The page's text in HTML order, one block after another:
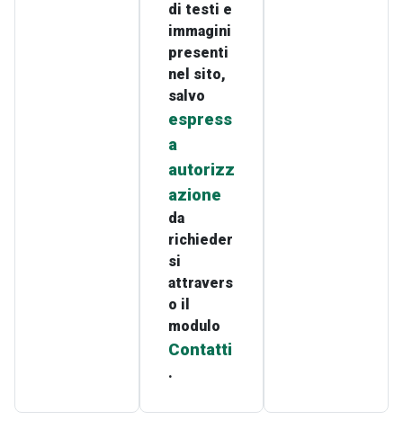
di testi e
immagini
presenti
nel sito,
salvo
espress
a
autorizz
azione
da
richieder
si
attravers
o il
modulo
Contatti
.